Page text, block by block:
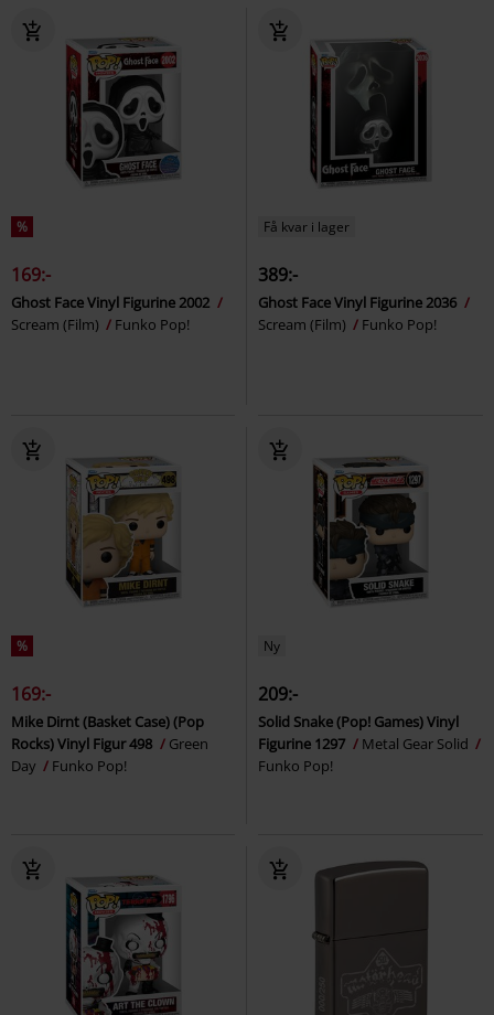
%
169:-
Ghost Face Vinyl Figurine 2002
Scream (Film)
Funko Pop!
Få kvar i lager
389:-
Ghost Face Vinyl Figurine 2036
Scream (Film)
Funko Pop!
%
169:-
Mike Dirnt (Basket Case) (Pop
Rocks) Vinyl Figur 498
Green
Day
Funko Pop!
Ny
209:-
Solid Snake (Pop! Games) Vinyl
Figurine 1297
Metal Gear Solid
Funko Pop!